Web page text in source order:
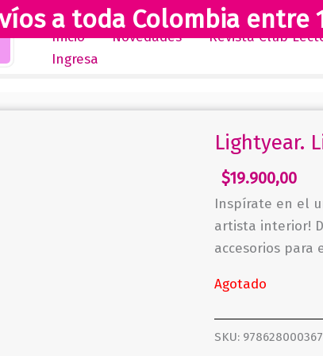
a toda Colombia entre
Inicio Novedades Revista Club
Ingresa
Lightyear.
$19.900,00
Inspírate en el
artista interior!
accesorios para
Agotado
SKU: